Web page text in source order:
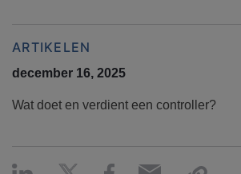
ARTIKELEN
december 16, 2025
Wat doet en verdient een controller?